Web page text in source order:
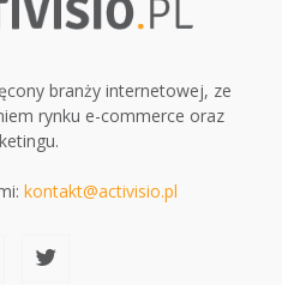
branży internetowej, ze
rynku e-commerce oraz
kontakt@activisio.pl